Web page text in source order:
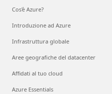
Cos'è Azure?
Introduzione ad Azure
Infrastruttura globale
Aree geografiche del datacenter
Affidati al tuo cloud
Azure Essentials